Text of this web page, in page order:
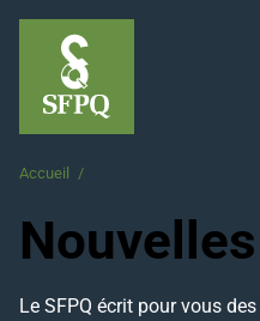
Accueil /
Nouvelles
Le SFPQ écrit pour vous